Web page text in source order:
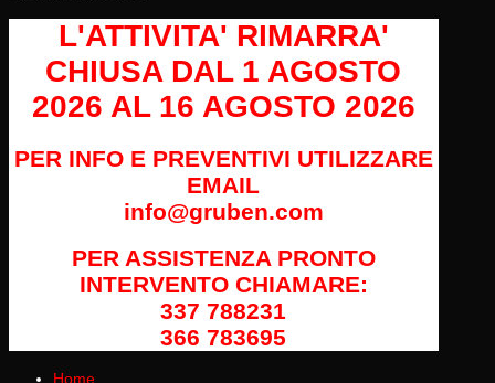
L'ATTIVITA' RIMARRA'
CHIUSA DAL 1 AGOSTO
2026 AL 16 AGOSTO 2026
PER INFO E PREVENTIVI UTILIZZARE
EMAIL
info@gruben.com
PER ASSISTENZA PRONTO
INTERVENTO CHIAMARE:
337 788231
366 783695
Home